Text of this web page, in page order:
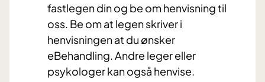
fastlegen din og be om henvisning til
oss. Be om at legen skriver i
henvisningen at du ønsker
eBehandling. Andre leger eller
psykologer kan også henvise.